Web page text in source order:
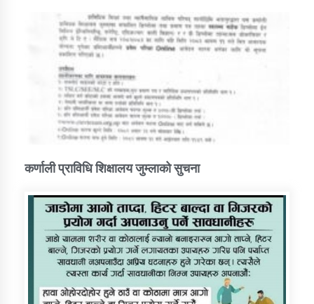
कर्णाली प्राविधि शिक्षालय जुम्लाको सुचना